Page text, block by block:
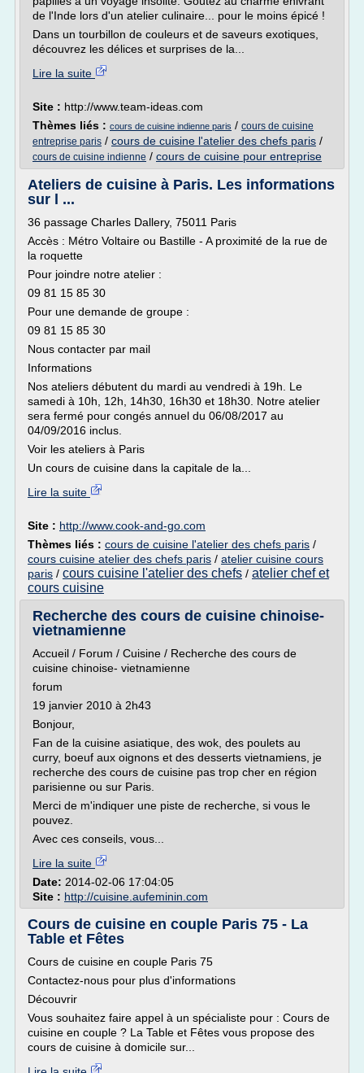
de l'Inde lors d'un atelier culinaire... pour le moins épicé !
Dans un tourbillon de couleurs et de saveurs exotiques,
découvrez les délices et surprises de la...
Lire la suite
Site : http://www.team-ideas.com
Thèmes liés : cours de cuisine indienne paris / cours de cuisine
entreprise paris / cours de cuisine l'atelier des chefs paris /
cours de cuisine indienne / cours de cuisine pour entreprise
Ateliers de cuisine à Paris. Les informations
sur l ...
36 passage Charles Dallery, 75011 Paris
Accès : Métro Voltaire ou Bastille - A proximité de la rue de
la roquette
Pour joindre notre atelier :
09 81 15 85 30
Pour une demande de groupe :
09 81 15 85 30
Nous contacter par mail
Informations
Nos ateliers débutent du mardi au vendredi à 19h. Le
samedi à 10h, 12h, 14h30, 16h30 et 18h30. Notre atelier
sera fermé pour congés annuel du 06/08/2017 au
04/09/2016 inclus.
Voir les ateliers à Paris
Un cours de cuisine dans la capitale de la...
Lire la suite
Site : http://www.cook-and-go.com
Thèmes liés : cours de cuisine l'atelier des chefs paris /
cours cuisine atelier des chefs paris / atelier cuisine cours
paris / cours cuisine l'atelier des chefs / atelier chef et
cours cuisine
Recherche des cours de cuisine chinoise-
vietnamienne
Accueil / Forum / Cuisine / Recherche des cours de
cuisine chinoise- vietnamienne
forum
19 janvier 2010 à 2h43
Bonjour,
Fan de la cuisine asiatique, des wok, des poulets au
curry, boeuf aux oignons et des desserts vietnamiens, je
recherche des cours de cuisine pas trop cher en région
parisienne ou sur Paris.
Merci de m'indiquer une piste de recherche, si vous le
pouvez.
Avec ces conseils, vous...
Lire la suite
Date: 2014-02-06 17:04:05
Site : http://cuisine.aufeminin.com
Cours de cuisine en couple Paris 75 - La
Table et Fêtes
Cours de cuisine en couple Paris 75
Contactez-nous pour plus d'informations
Découvrir
Vous souhaitez faire appel à un spécialiste pour : Cours de
cuisine en couple ? La Table et Fêtes vous propose des
cours de cuisine à domicile sur...